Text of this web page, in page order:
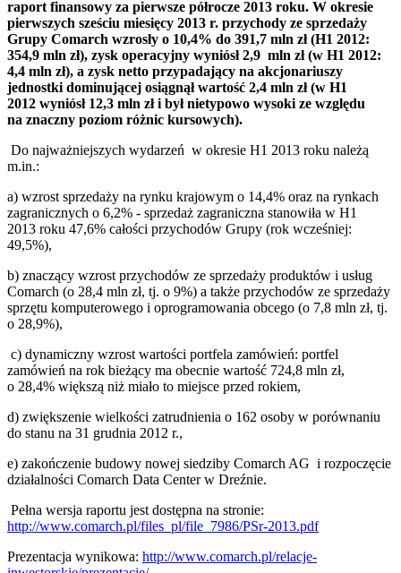
raport finansowy za pierwsze półrocze 2013 roku. W okresie
pierwszych sześciu miesięcy 2013 r. przychody ze sprzedaży
Grupy Comarch wzrosły o 10,4% do 391,7 mln zł (H1 2012:
354,9 mln zł), zysk operacyjny wyniósł 2,9 mln zł (w H1 2012:
4,4 mln zł), a zysk netto przypadający na akcjonariuszy
jednostki dominującej osiągnął wartość 2,4 mln zł (w H1
2012 wyniósł 12,3 mln zł i był nietypowo wysoki ze względu
na znaczny poziom różnic kursowych).
Do najważniejszych wydarzeń w okresie H1 2013 roku należą
m.in.:
a) wzrost sprzedaży na rynku krajowym o 14,4% oraz na rynkach
zagranicznych o 6,2% - sprzedaż zagraniczna stanowiła w H1
2013 roku 47,6% całości przychodów Grupy (rok wcześniej:
49,5%),
b) znaczący wzrost przychodów ze sprzedaży produktów i usług
Comarch (o 28,4 mln zł, tj. o 9%) a także przychodów ze sprzedaży
sprzętu komputerowego i oprogramowania obcego (o 7,8 mln zł, tj.
o 28,9%),
c) dynamiczny wzrost wartości portfela zamówień: portfel
zamówień na rok bieżący ma obecnie wartość 724,8 mln zł,
o 28,4% większą niż miało to miejsce przed rokiem,
d) zwiększenie wielkości zatrudnienia o 162 osoby w porównaniu
do stanu na 31 grudnia 2012 r.,
e) zakończenie budowy nowej siedziby Comarch AG i rozpoczęcie
działalności Comarch Data Center w Dreźnie.
Pełna wersja raportu jest dostępna na stronie:
http://www.comarch.pl/files_pl/file_7986/PSr-2013.pdf
Prezentacja wynikowa: http://www.comarch.pl/relacje-